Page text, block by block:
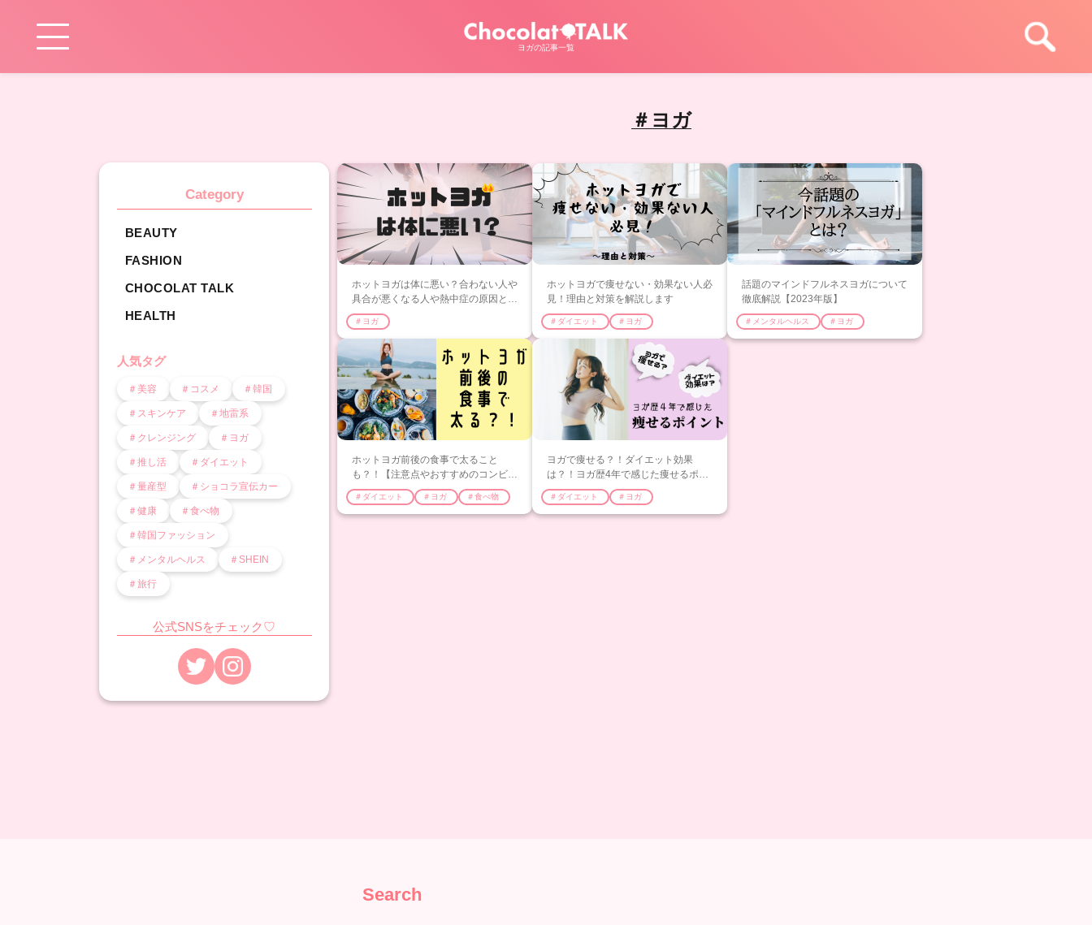
ヨガの記事一覧
Category
BEAUTY
FASHION
CHOCOLAT TALK
HEALTH
人気タグ
＃美容 ＃コスメ ＃韓国
＃スキンケア ＃地雷系
＃クレンジング ＃ヨガ
＃推し活 ＃ダイエット
＃量産型 ＃ショコラ宣伝カー
＃健康 ＃食べ物
＃韓国ファッション
＃メンタルヘルス ＃SHEIN
＃旅行
公式SNSをチェック♡
＃ヨガ
ホットヨガは体に悪い？合わない人や
具合が悪くなる人や熱中症の原因と対
策
＃ヨガ
ホットヨガで痩せない・効果ない人必
見！理由と対策を解説します
＃ダイエット ＃ヨガ
話題のマインドフルネスヨガについて
徹底解説【2023年版】
＃メンタルヘルス ＃ヨガ
ホットヨガ前後の食事で太ること
も？！【注意点やおすすめのコンビニ
や外食メニューを紹介】
＃ダイエット ＃ヨガ ＃食べ物
ヨガで痩せる？！ダイエット効果
は？！ヨガ歴4年で感じた痩せるポイ
ントを紹介
＃ダイエット ＃ヨガ
Search